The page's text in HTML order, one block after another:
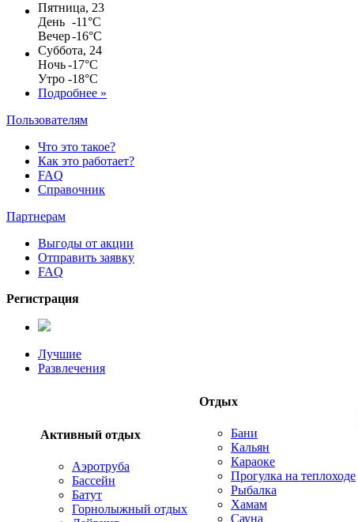
Пятница, 23
День -11°C
Вечер-16°C
Суббота, 24
Ночь-17°C
Утро -18°C
Подробнее »
Пользователям
Что это такое?
Как это работает?
FAQ
Справочник
Партнерам
Выгоды от акции
Отправить заявку
FAQ
Регистрация
Лучшие
Развлечения
Активный отдых
Аэротруба
Бассейн
Батут
Горнолыжный отдых
Отдых
Бани
Кальян
Караоке
Прогулка на теплоходе
Рыбалка
Хамам
Сауна